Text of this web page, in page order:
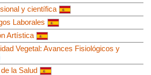
y científica
Laborales
Artística
Vegetal: Avances Fisiológicos y
la Salud